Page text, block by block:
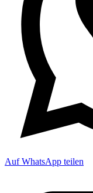
Auf WhatsApp teilen